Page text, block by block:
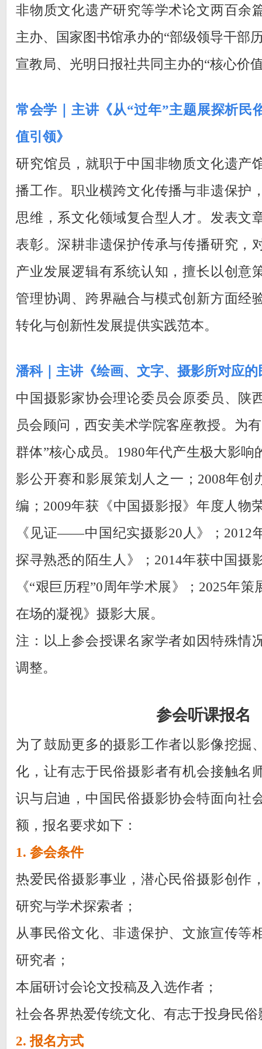
非物质文化遗产研究等学术论文两百余
主办、国家图书馆承办的“部级领导干部
宣教局、光明日报社共同主办的“核心价
常会学｜主讲《从“过年”主题展探析民
值引领》
研究馆员，就职于中国非物质文化遗产
播工作。职业横跨文化传播与非遗保护
思维，系文化领域复合型人才。发表文
表彰。深耕非遗保护传承与传播研究，
产业发展逻辑有系统认知，擅长以创意
管理协调、跨界融合与模式创新方面经
转化与创新性发展提供实践范本。
潘科｜主讲《绘画、文字、摄影所对应
中国摄影家协会理论委员会原委员、陕
员会顾问，西安美术学院客座教授。为
群体”核心成员。1980年代产生极大影响
影公开赛和影展策划人之一；2008年创
编；2009年获《中国摄影报》年度人物
《见证——中国纪实摄影20人》；
探寻熟悉的陌生人》；2014年获中国摄
《“艰巨历程”0周年学术展》；2025年
在场的凝视》摄影大展。
注：以上参会授课名家学者如因特殊情
调整。
参会听课报名
为了鼓励更多的摄影工作者以影像挖掘
化，让有志于民俗摄影者有机会接触名
识与启迪，中国民俗摄影协会特面向社
额，报名要求如下：
1. 参会条件
热爱民俗摄影事业，潜心民俗摄影创作
研究与学术探索者；
从事民俗文化、非遗保护、文旅宣传等
研究者；
本届研讨会论文投稿及入选作者；
社会各界热爱传统文化、有志于投身民
2. 报名方式